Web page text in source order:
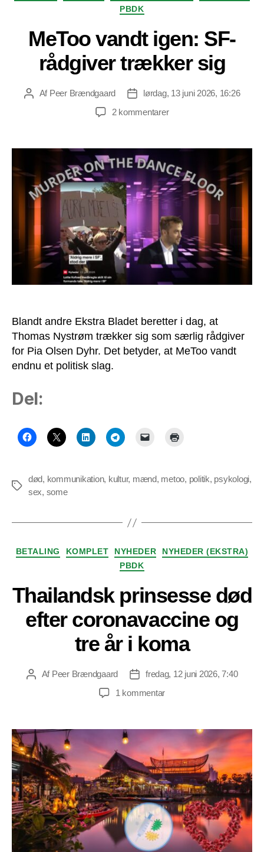
PBDK
MeToo vandt igen: SF-
rådgiver trækker sig
Indlægsforfatter
Af Peer Brændgaard Indlægsdato
lørdag, 13 juni 2026, 16:26
2 kommentarertil
igen:
SF-
rådgiver
trækker
Blandt andre Ekstra Bladet beretter i dag, at
Thomas Nystrøm trækker sig som særlig rådgiver
for Pia Olsen Dyhr. Det betyder, at MeToo vandt
endnu et politisk slag.
Del:
Tags
død, kommunikation, kultur, mænd, metoo, politik, psykologi,
sex, some
Kategorier
BETALING KOMPLET NYHEDER
NYHEDER (EKSTRA)
PBDK
Thailandsk prinsesse død
efter coronavaccine og
tre år i koma
Indlægsforfatter
Af Peer Brændgaard Indlægsdato
fredag, 12 juni 2026, 7:40
1 kommentartil
død
efter
coronavaccine
og
tre
år
i
koma